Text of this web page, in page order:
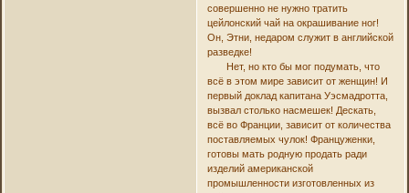
совершенно не нужно тратить
цейлонский чай на окрашивание ног!
Он, Этни, недаром служит в английской
разведке!
Нет, но кто бы мог подумать, что
всё в этом мире зависит от женщин! И
первый доклад капитана Уэсмадротта,
вызвал столько насмешек! Дескать,
всё во Франции, зависит от количества
поставляемых чулок! Француженки,
готовы мать родную продать ради
изделий американской
промышленности изготовленных из